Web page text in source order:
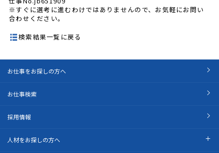
※すぐに選考に進むわけではありませんので、お気軽にお問い
合わせください。
検索結果一覧に戻る
お仕事をお探しの方へ
お仕事検索
採用情報
人材をお探しの方へ